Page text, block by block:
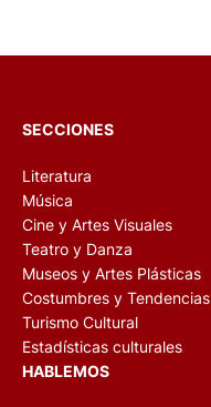
SECCIONES
Literatura
Música
Cine y Artes Visuales
Teatro y Danza
Museos y Artes Plásticas
Costumbres y Tendencias
Turismo Cultural
Estadísticas culturales
HABLEMOS